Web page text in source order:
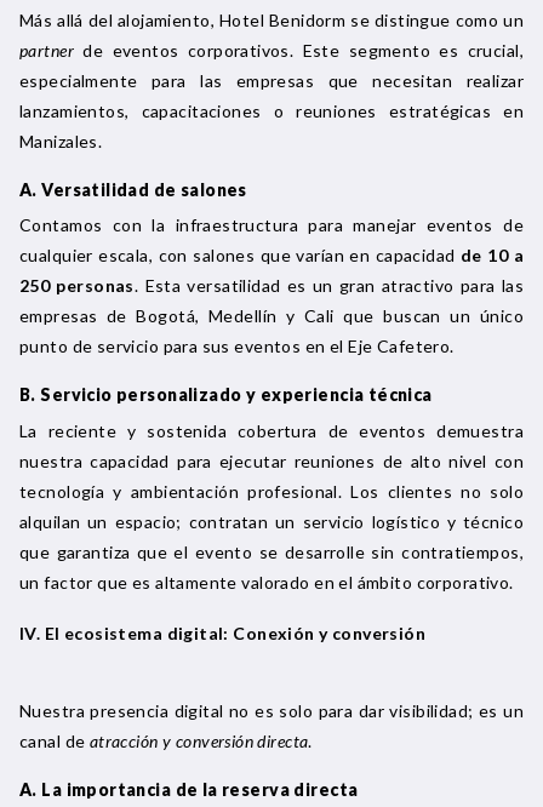
Más allá del alojamiento, Hotel Benidorm se distingue como un
partnerde eventos corporativos. Este segmento es crucial,
especialmente para las empresas que necesitan realizar
lanzamientos, capacitaciones o reuniones estratégicas en
Manizales.
A. Versatilidad de salones
Contamos con la infraestructura para manejar eventos de
cualquier escala, con salones que varían en capacidad de 10 a
250 personas. Esta versatilidad es un gran atractivo para las
empresas de Bogotá, Medellín y Cali que buscan un único
punto de servicio para sus eventos en el Eje Cafetero.
B. Servicio personalizado y experiencia técnica
La reciente y sostenida cobertura de eventos demuestra
nuestra capacidad para ejecutar reuniones de alto nivel con
tecnología y ambientación profesional. Los clientes no solo
alquilan un espacio; contratan un servicio logístico y técnico
que garantiza que el evento se desarrolle sin contratiempos,
un factor que es altamente valorado en el ámbito corporativo.
IV. El ecosistema digital: Conexión y conversión
Nuestra presencia digital no es solo para dar visibilidad; es un
canal de atracción y conversión directa.
A. La importancia de la reserva directa